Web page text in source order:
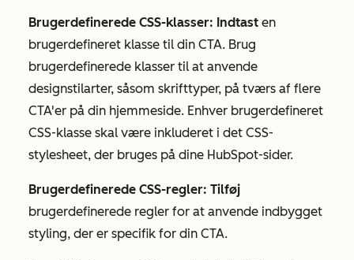
Brugerdefinerede CSS-klasser: Indtast en
brugerdefineret klasse til din CTA. Brug
brugerdefinerede klasser til at anvende
designstilarter, såsom skrifttyper, på tværs af flere
CTA'er på din hjemmeside. Enhver brugerdefineret
CSS-klasse skal være inkluderet i det CSS-
stylesheet, der bruges på dine HubSpot-sider.
Brugerdefinerede CSS-regler: Tilføj
brugerdefinerede regler for at anvende indbygget
styling, der er specifik for din CTA.